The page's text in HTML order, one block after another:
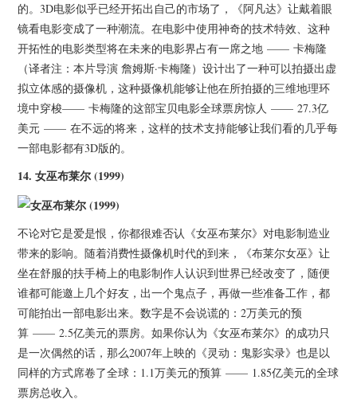
电影档期
推荐电影
的。3D电影似乎已经开拓出自己的市场了，《阿凡达》让戴着眼
镜看电影变成了一种潮流。在电影中使用神奇的技术特效、这种
开拓性的电影类型将在未来的电影界占有一席之地 —— 卡梅隆
（译者注：本片导演 詹姆斯·卡梅隆）设计出了一种可以拍摄出虚
拟立体感的摄像机，这种摄像机能够让他在所拍摄的三维地理环
境中穿梭—— 卡梅隆的这部宝贝电影全球票房惊人 —— 27.3亿
美元 —— 在不远的将来，这样的技术支持能够让我们看的几乎每
一部电影都有3D版的。
14.女巫布莱尔(1999)
不论对它是爱是恨，你都很难否认《女巫布莱尔》对电影制造业
带来的影响。随着消费性摄像机时代的到来，《布莱尔女巫》让
坐在舒服的扶手椅上的电影制作人认识到世界已经改变了，随便
谁都可能邀上几个好友，出一个鬼点子，再做一些准备工作，都
可能拍出一部电影出来。数字是不会说谎的：2万美元的预
算 —— 2.5亿美元的票房。如果你认为《女巫布莱尔》的成功只
是一次偶然的话，那么2007年上映的《灵动：鬼影实录》也是以
同样的方式席卷了全球：1.1万美元的预算 —— 1.85亿美元的全球
票房总收入。